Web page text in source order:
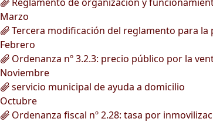
Marzo
Tercera modificación del reglamento para
Febrero
Ordenanza nº 3.2.3: precio público por la
Noviembre
servicio municipal de ayuda a domicilio
Octubre
Ordenanza fiscal nº 2.28: tasa por